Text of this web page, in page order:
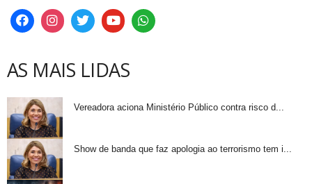
AS MAIS LIDAS
Vereadora aciona Ministério Público contra risco d...
Show de banda que faz apologia ao terrorismo tem i...